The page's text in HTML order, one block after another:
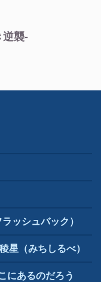
逆襲-
ッシュバック）
星（みちしるべ）
にあるのだろう